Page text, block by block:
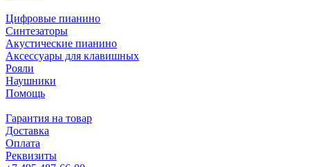
Цифровые пианино
Синтезаторы
Акустические пианино
Аксессуары для клавишных
Рояли
Наушники
Помощь
Гарантия на товар
Доставка
Оплата
Реквизиты